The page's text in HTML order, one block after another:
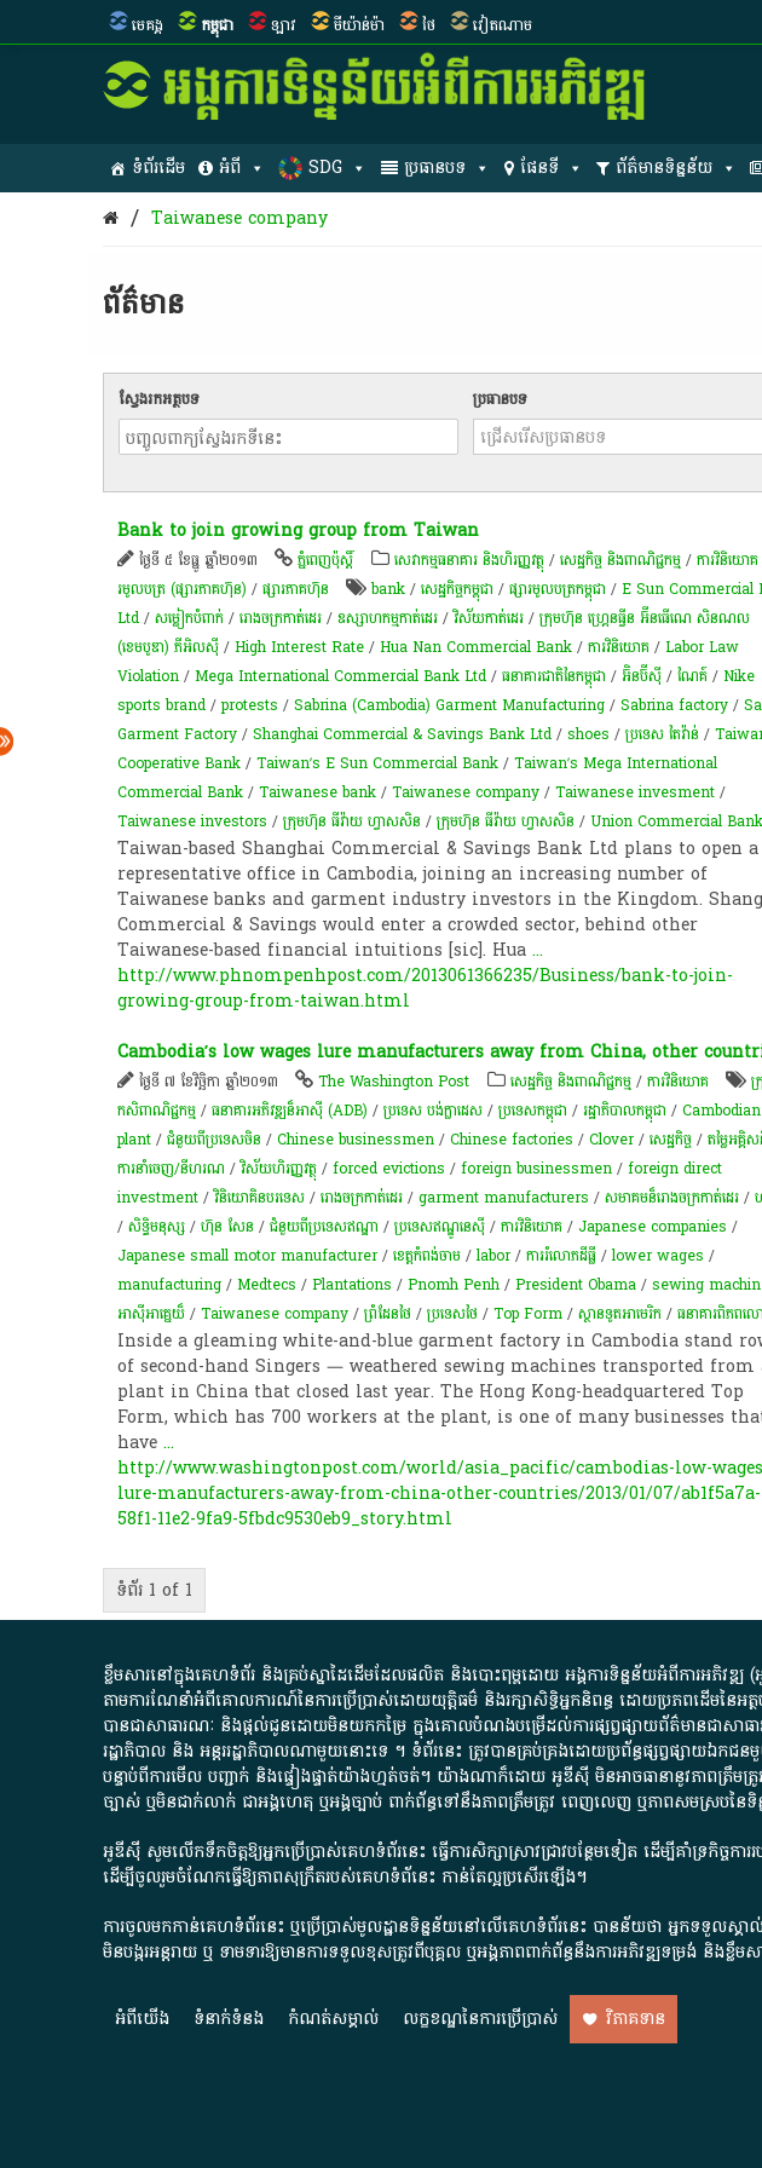
មេគង្គ កម្ពុជា ឡាវ មីយ៉ាន់ម៉ា ថៃ វៀតណាម
ទំព័រដើម អំពី SDG ប្រធានបទ ផែនទី ព័ត៌មានទិន្នន័យ
/ Taiwanese company
ព័ត៌មាន​
ស្វែងរកអត្ថបទ ប្រធានបទ
Bank to join growing group from Taiwan
ថ្ងៃទី ៥ ខែធ្នូ ឆ្នាំ២០១៣ ភ្នំពេញប៉ុស្តិ៍ សេវាកម្មធនាគារ និងហិរញ្ញវត្ថុ/សេដ្ឋកិច្ច និងពាណិជ្ជកម្ម/ការវិនិយោគ
រមូលបត្រ (ផ្សារភាគហ៊ុន) /ផ្សារភាគហ៊ុន bank/សេដ្ឋកិច្ចកម្ពុជា /ផ្សារមូលបត្រកម្ពុជា /E Sun Commercial
Ltd/សម្លៀកបំពាក់/រោងចក្រកាត់ដេរ/ឧស្សាហកម្មកាត់ដេរ/វិស័យ​កាត់ដេរ​/ក្រុមហ៊ុន ហ្រ្គេនធ្វីន អ៊ីនធើណេ សិនណល
(ខេមបូឌា) ភីអិលស៊ី/High Interest Rate/Hua Nan Commercial Bank/ការវិនិយោគ/Labor Law
Violation/Mega International Commercial Bank Ltd/ធនាគារជាតិនៃកម្ពុជា /អ៊ិនប៊ីស៊ី/ណៃគ៍/Nike
sports brand/protests /Sabrina (Cambodia) Garment Manufacturing/Sabrina factory/
Garment Factory/Shanghai Commercial & Savings Bank Ltd/shoes /ប្រទេស តៃវ៉ាន់ /
Cooperative Bank/Taiwan’s E Sun Commercial Bank/Taiwan’s Mega International
Commercial Bank/Taiwanese bank/Taiwanese company/Taiwanese invesment/
Taiwanese investors /ក្រុមហ៊ុន ធីវ៉ាយ ហ្វាសសិន /ក្រុមហ៊ុន ធីវ៉ាយ ហ្វាសសិន /Union Commercial
Taiwan-based Shanghai Commercial & Savings Bank Ltd plans to open a
representative office in Cambodia, joining an increasing number of
Taiwanese banks and garment industry investors in the Kingdom.
Commercial & Savings would enter a crowded sector, behind other
Taiwanese-based financial intuitions [sic]. Hua ...
http://www.phnompenhpost.com/2013061366235/Business/bank-to-join-
growing-group-from-taiwan.html
Cambodia’s low wages lure manufacturers away from China, other
ថ្ងៃទី ៧ ខែវិច្ឆិកា ឆ្នាំ២០១៣ The Washington Post សេដ្ឋកិច្ច និងពាណិជ្ជកម្ម/ការវិនិយោគ
កសិពាណិជ្ជកម្ម/ធនាគារអភិវឌ្ឍន៏អាស៊ី (ADB) /ប្រទេស បង់ក្លាដេស/ប្រទេសកម្ពុជា /រដ្ឋាភិបាលកម្ពុជា /Cambodian
plant/ជំនួយពីប្រទេសចិន /Chinese businessmen/Chinese factories /Clover/សេដ្ឋកិច្ច/តម្លៃអគ្គិ
ការនាំចេញ/នីហរណ /វិស័យ​ហិរញ្ញវត្ថុ/forced evictions /foreign businessmen/foreign direct
investment/វិនិយោគិនបរទេស/រោងចក្រកាត់ដេរ/garment manufacturers /សមាគមន៏រោងចក្រកាត់ដេរ/
/សិទ្ធិមនុស្ស/ហ៊ុន សែន /ជំនួយពីប្រទេសឥណ្ឌា /ប្រទេសឥណ្ឌូនេស៊ី/ការវិនិយោគ/Japanese companies /
Japanese small motor manufacturer/ខេត្តកំពង់ចាម/labor/ការ​រំលោភ​ដីធ្លី​/lower wages /
manufacturing/Medtecs /Plantations /Pnomh Penh/President Obama/sewing
អាស៊ីអាគ្នេយ៏/Taiwanese company/ព្រំដែនថៃ /ប្រទេសថៃ /Top Form/ស្ថានទូតអាមេរិក/ធនាគារពិភពល
Inside a gleaming white-and-blue garment factory in Cambodia stand
of second-hand Singers — weathered sewing machines transported from
plant in China that closed last year. The Hong Kong-headquartered Top
Form, which has 700 workers at the plant, is one of many businesses
have ...
http://www.washingtonpost.com/world/asia_pacific/cambodias-low-
lure-manufacturers-away-from-china-other-countries/2013/01/07/ab1f5a7a-
58f1-11e2-9fa9-5fbdc9530eb9_story.html
ទំព័រ 1 of 1
ខ្លឹមសារ​នៅ​ក្នុង​គេហទំព័រ និង​គ្រប់​ស្នា​ដៃ​ដើម​ដែល​ផលិត​ និង​បោះពុម្ព​ដោយ​ អង្គការ​ទិន្នន័យ​អំពី​ការអភិវឌ្ឍ​​ (
តាមការ​ណែនាំ​អំពី​គោលការណ៍​នៃ​ការ​ប្រើប្រាស់​ដោយ​យុត្តិធម៌​ និង​រក្សាសិទ្ធិអ្នកនិពន្ធ ដោយ​ប្រភពដើម​ន
បានជា​សាធារណៈ​ និង​ផ្តល់​ជូន​ដោយ​មិន​យក​កម្រៃ​ ក្នុង​គោលបំណង​បម្រើ​ដល់ការ​ផ្សព្វផ្សាយ​ព័ត៌មាន​ជា​សាធា
រដ្ឋាភិបាល​ និង ​អន្តររដ្ឋាភិបាល​ណាមួយ​នោះ​ទេ ​។​ ទំព័រ​នេះ​ ត្រូវ​បាន​គ្រប់គ្រង​ដោយ​ប្រព័ន្ធ​ផ្សព្វផ្
បន្ទាប់​ពី​ការ​មើល​ បញ្ជាក់​ និង​ផ្ទៀងផ្ទាត់​យ៉ាង​ហ្មត់ចត់​។​ យ៉ាងណា​ក៏​ដោយ​ អូ​ឌី​ស៊ី​ មិន​អាច​ធានា​នូវ​ភាព​ត្រឹម
ច្បាស់​ ឬ​មិន​ជាក់លាក់​ ជា​អង្គហេតុ​ ឬ​អង្គច្បាប់​ ពាក់ព័ន្ធ​ទៅ​នឹង​ភាព​ត្រឹមត្រូវ​ ពេញលេញ​ ឬ​ភាព​សម​ស្រប​
អូឌីស៊ី សូមលើកទឹកចិត្តឱ្យអ្នកប្រើប្រាស់គេហទំព័រនេះ ធ្វើការសិក្សាស្រាវជ្រាវបន្ថែមទៀត ដើម្បីគាំទ្រកិច្
ដើម្បីចូលរួមចំណែកធ្វើឱ្យភាពសុក្រឹតរបស់គេហទំព័នេះ កាន់តែល្អប្រសើរឡើង។
ការចូលមកកាន់គេហទំព័រនេះ ឬប្រើប្រាស់មូលដ្ឋានទិន្នន័យនៅលើគេហទំព័រនេះ បានន័យថា អ្នកទទួលស្
មិនបង្ករអន្តរាយ ឬ ទាមទារ​ឱ្យមានការទទួលខុស​ត្រូវពីបុគ្គល ឬអង្គភាពពាក់ព័ន្ធនឹងការអភិវឌ្ឍទម្រង់ និង
អំពី​យើង​ ទំនាក់ទំនង កំណត់សម្គាល់ លក្ខខណ្ឌនៃការប្រើប្រាស់ វិភាគទាន